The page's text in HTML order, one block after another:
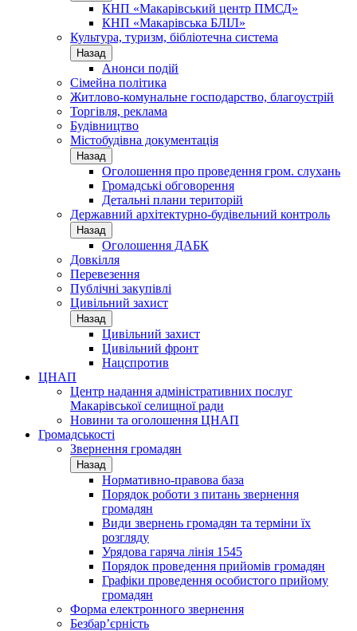
КНП «Макарівський центр ПМСД»
КНП «Макарівська БЛІЛ»
Культура, туризм, бібліотечна система
Назад
Анонси подій
Сімейна політика
Житлово-комунальне господарство, благоустрій
Торгівля, реклама
Будівництво
Містобудівна документація
Назад
Оголошення про проведення гром. слухань
Громадські обговорення
Детальні плани територій
Державний архітектурно-будівельний контроль
Назад
Оголошення ДАБК
Довкілля
Перевезення
Публічні закупівлі
Цивільний захист
Назад
Цивільний захист
Цивільний фронт
Нацспротив
ЦНАП
Центр надання адміністративних послуг
Макарівської селищної ради
Новини та оголошення ЦНАП
Громадськості
Звернення громадян
Назад
Нормативно-правова база
Порядок роботи з питань звернення
громадян
Види звернень громадян та терміни їх
розгляду
Урядова гаряча лінія 1545
Порядок проведення прийомів громадян
Графіки проведення особистого прийому
громадян
Форма електронного звернення
Безбар’єрність